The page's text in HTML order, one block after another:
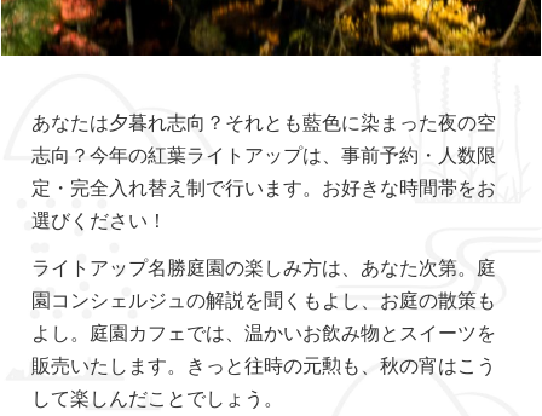
あなたは夕暮れ志向？それとも藍色に染まった夜の空
志向？今年の紅葉ライトアップは、事前予約・人数限
定・完全入れ替え制で行います。お好きな時間帯をお
選びください！
ライトアップ名勝庭園の楽しみ方は、あなた次第。庭
園コンシェルジュの解説を聞くもよし、お庭の散策も
よし。庭園カフェでは、温かいお飲み物とスイーツを
販売いたします。きっと往時の元勲も、秋の宵はこう
して楽しんだことでしょう。